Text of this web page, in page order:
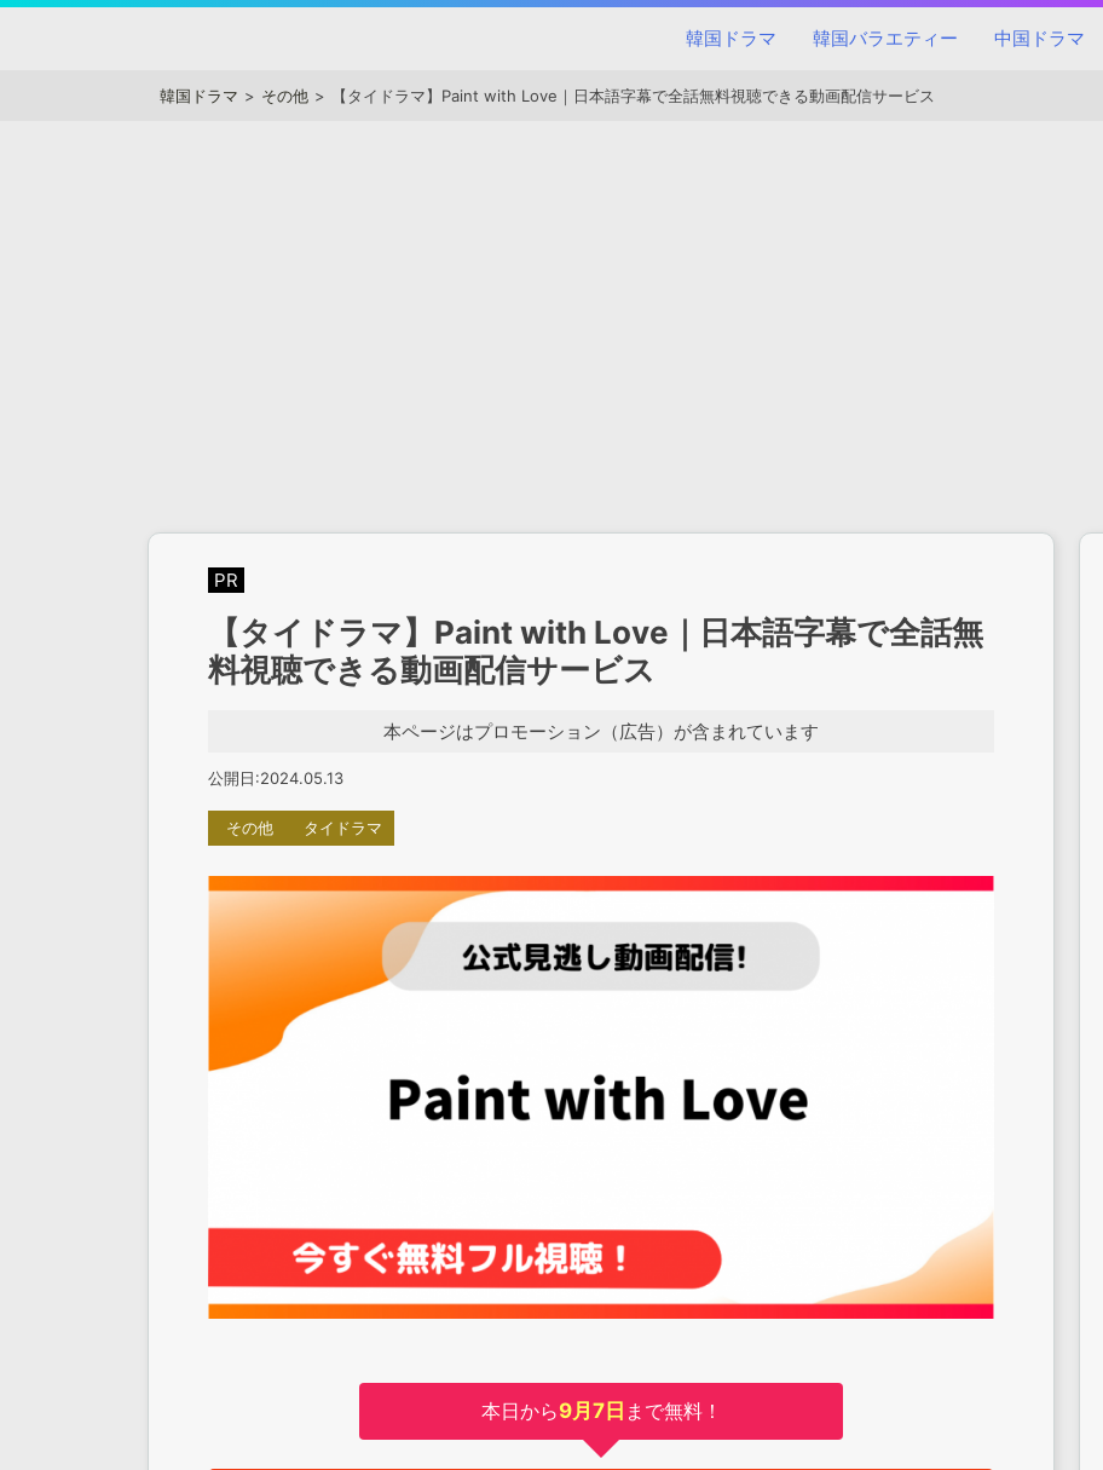
韓国ドラマ 韓国バラエティー 中国ドラマ
韓国ドラマ その他 【タイドラマ】Paint with Love｜日本語字幕で全話無料視聴できる動画配信サービス
PR
【タイドラマ】Paint with Love｜日本語字幕で全話無
料視聴できる動画配信サービス
本ページはプロモーション（広告）が含まれています
公開日:2024.05.13
その他 タイドラマ
本日から9月7日 まで無料！